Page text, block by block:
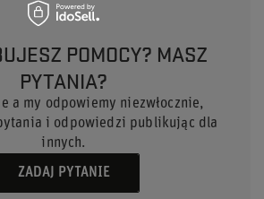
POMOCY? MASZ
PYTANIA?
a my odpowiemy niezwłocznie,
i odpowiedzi publikując dla
innych.
ZADAJ PYTANIE